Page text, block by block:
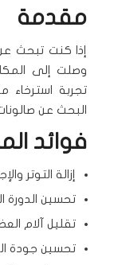
مقدمة
إذا كنت تبحث
وصلت إلى
تجربة استرخاء
البحث عن
فوائد
إزالة التوتر
تحسين الدورة
تقليل آلام
تحسين جودة